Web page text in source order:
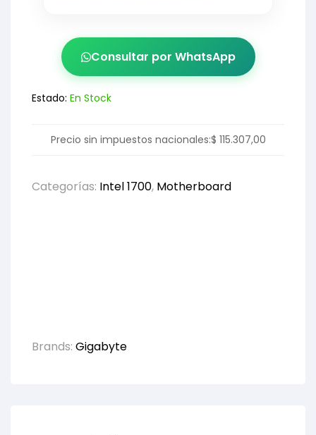
Consultar por WhatsApp
Estado: En Stock
Precio sin impuestos nacionales:$ 115.307,00
Categorías: Intel 1700, Motherboard
Brands: Gigabyte